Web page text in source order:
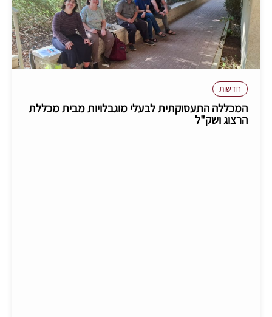
חדשות
המכללה התעסוקתית לבעלי מוגבלויות מבית מכללת
הרצוג ושק"ל